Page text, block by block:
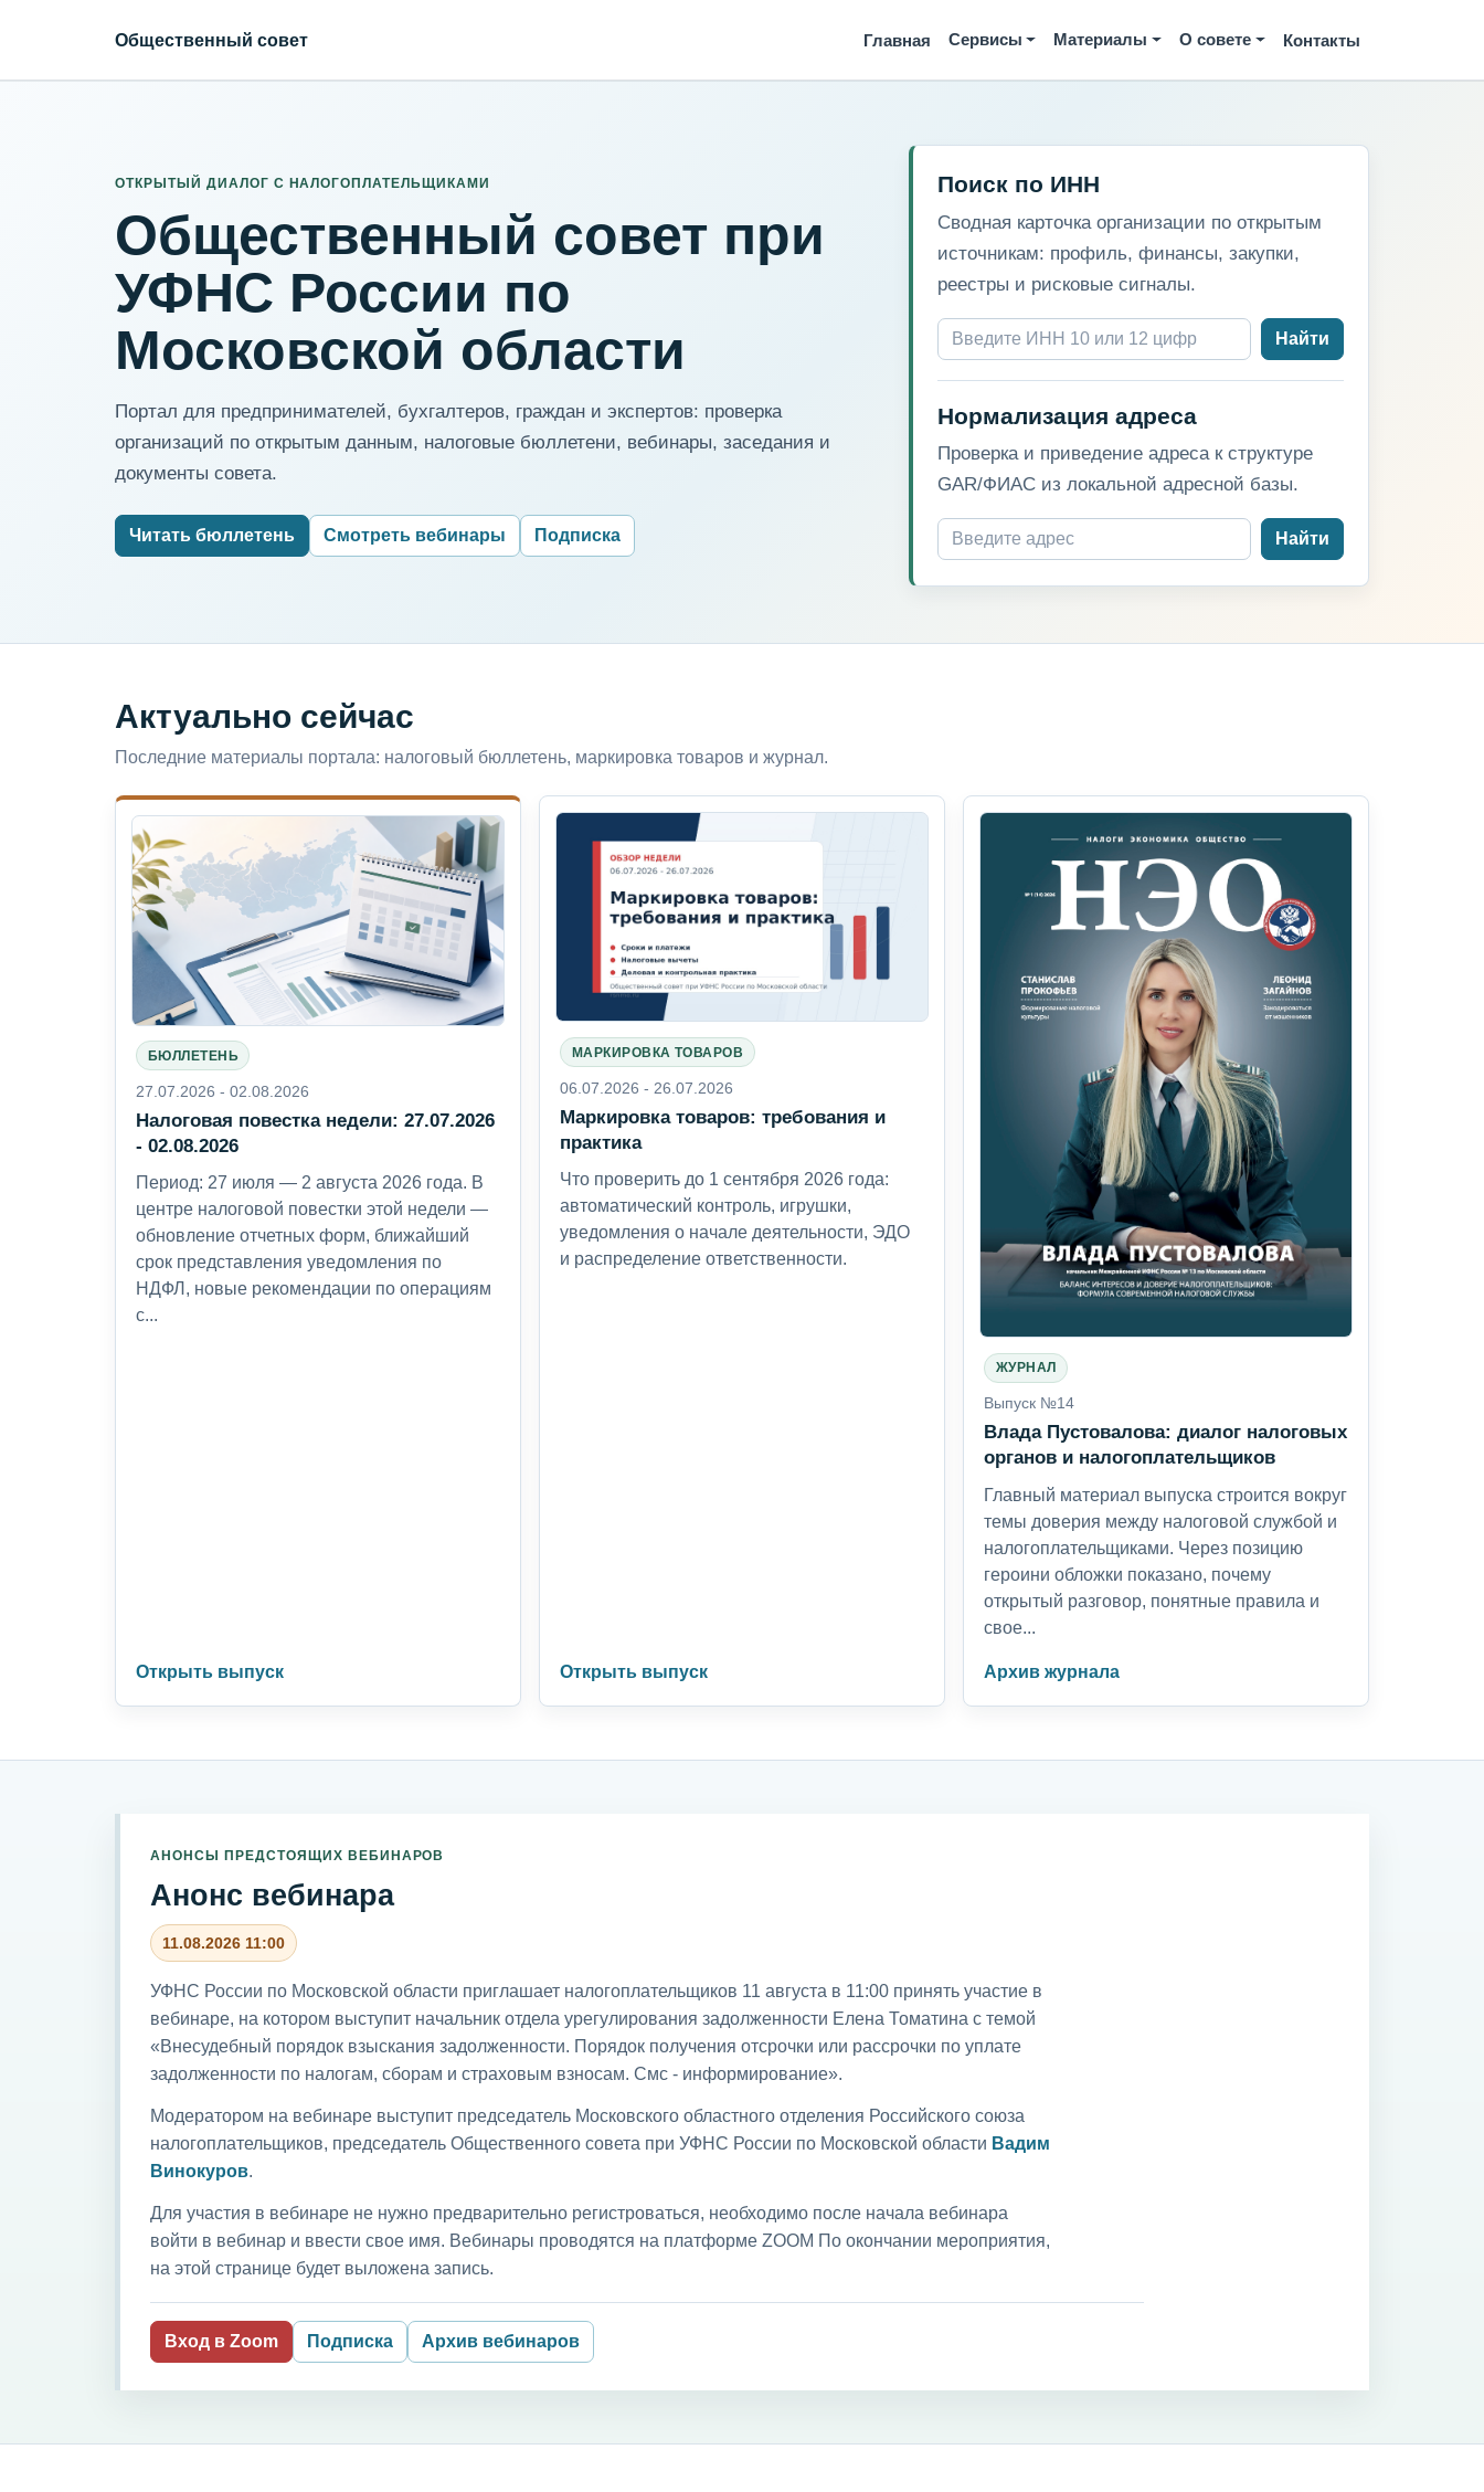
Общественный совет Главная Сервисы Материалы О совете Контакты
ОТКРЫТЫЙ ДИАЛОГ С НАЛОГОПЛАТЕЛЬЩИКАМИ
Общественный совет при
УФНС России по
Московской области
Портал для предпринимателей, бухгалтеров, граждан и экспертов: проверка
организаций по открытым данным, налоговые бюллетени, вебинары, заседания и
документы совета.
Читать бюллетень Смотреть вебинары Подписка
Поиск по ИНН
Сводная карточка организации по открытым
источникам: профиль, финансы, закупки,
реестры и рисковые сигналы.
Найти
Нормализация адреса
Проверка и приведение адреса к структуре
GAR/ФИАС из локальной адресной базы.
Найти
Актуально сейчас
Последние материалы портала: налоговый бюллетень, маркировка товаров и журнал.
БЮЛЛЕТЕНЬ
27.07.2026 - 02.08.2026
Налоговая повестка недели: 27.07.2026
- 02.08.2026
Период: 27 июля — 2 августа 2026 года. В
центре налоговой повестки этой недели —
обновление отчетных форм, ближайший
срок представления уведомления по
НДФЛ, новые рекомендации по операциям
с...
Открыть выпуск
МАРКИРОВКА ТОВАРОВ
06.07.2026 - 26.07.2026
Маркировка товаров: требования и
практика
Что проверить до 1 сентября 2026 года:
автоматический контроль, игрушки,
уведомления о начале деятельности, ЭДО
и распределение ответственности.
Открыть выпуск
ЖУРНАЛ
Выпуск №14
Влада Пустовалова: диалог налоговых
органов и налогоплательщиков
Главный материал выпуска строится вокруг
темы доверия между налоговой службой и
налогоплательщиками. Через позицию
героини обложки показано, почему
открытый разговор, понятные правила и
свое...
Архив журнала
АНОНСЫ ПРЕДСТОЯЩИХ ВЕБИНАРОВ
Анонс вебинара
11.08.2026 11:00
УФНС России по Московской области приглашает налогоплательщиков 11 августа в 11:00 принять участие в
вебинаре, на котором выступит начальник отдела урегулирования задолженности Елена Томатина с темой
«Внесудебный порядок взыскания задолженности. Порядок получения отсрочки или рассрочки по уплате
задолженности по налогам, сборам и страховым взносам. Смс - информирование».
Модератором на вебинаре выступит председатель Московского областного отделения Российского союза
налогоплательщиков, председатель Общественного совета при УФНС России по Московской области Вадим
Винокуров.
Для участия в вебинаре не нужно предварительно регистроваться, необходимо после начала вебинара
войти в вебинар и ввести свое имя. Вебинары проводятся на платформе ZOOM По окончании мероприятия,
на этой странице будет выложена запись.
Вход в Zoom Подписка Архив вебинаров